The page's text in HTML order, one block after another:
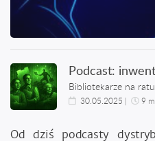
Podcast:
Bibliotekarze na
30.05.2025 | 9 m.
Od dziś podcasty